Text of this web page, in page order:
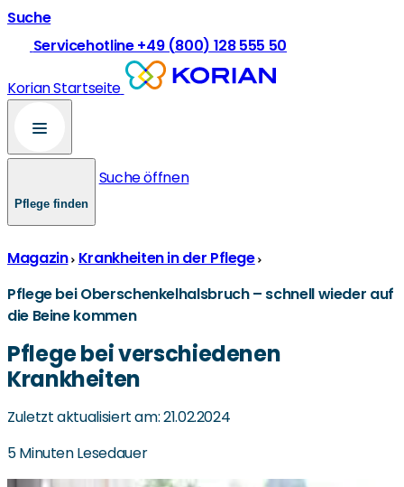
Suche
Servicehotline +49 (800) 128 555 50
Korian Startseite
Pflege finden
Suche öffnen
Magazin Krankheiten in der Pflege
Pflege bei Oberschenkelhalsbruch – schnell wieder auf
die Beine kommen
Pflege bei verschiedenen
Krankheiten
Zuletzt aktualisiert am: 21.02.2024
5 Minuten Lesedauer